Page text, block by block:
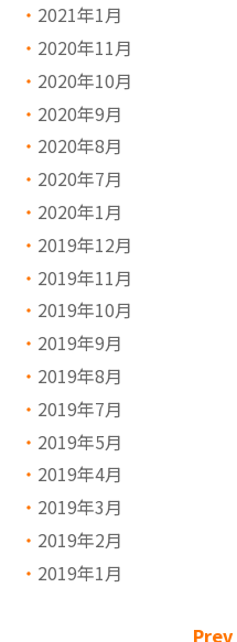
2021年1月
2020年11月
2020年10月
2020年9月
2020年8月
2020年7月
2020年1月
2019年12月
2019年11月
2019年10月
2019年9月
2019年8月
2019年7月
2019年5月
2019年4月
2019年3月
2019年2月
2019年1月
Prev